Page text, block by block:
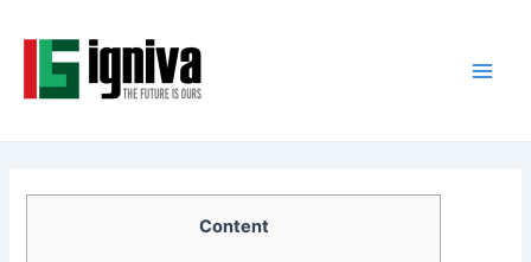
content
Content
navigation